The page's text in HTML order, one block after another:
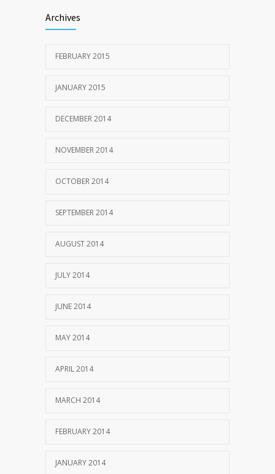
Archives
FEBRUARY 2015
JANUARY 2015
DECEMBER 2014
NOVEMBER 2014
OCTOBER 2014
SEPTEMBER 2014
AUGUST 2014
JULY 2014
JUNE 2014
MAY 2014
APRIL 2014
MARCH 2014
FEBRUARY 2014
JANUARY 2014